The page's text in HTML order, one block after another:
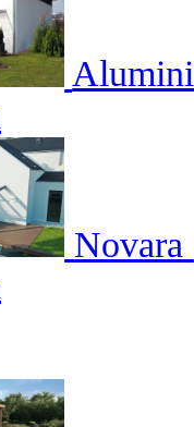
Novara